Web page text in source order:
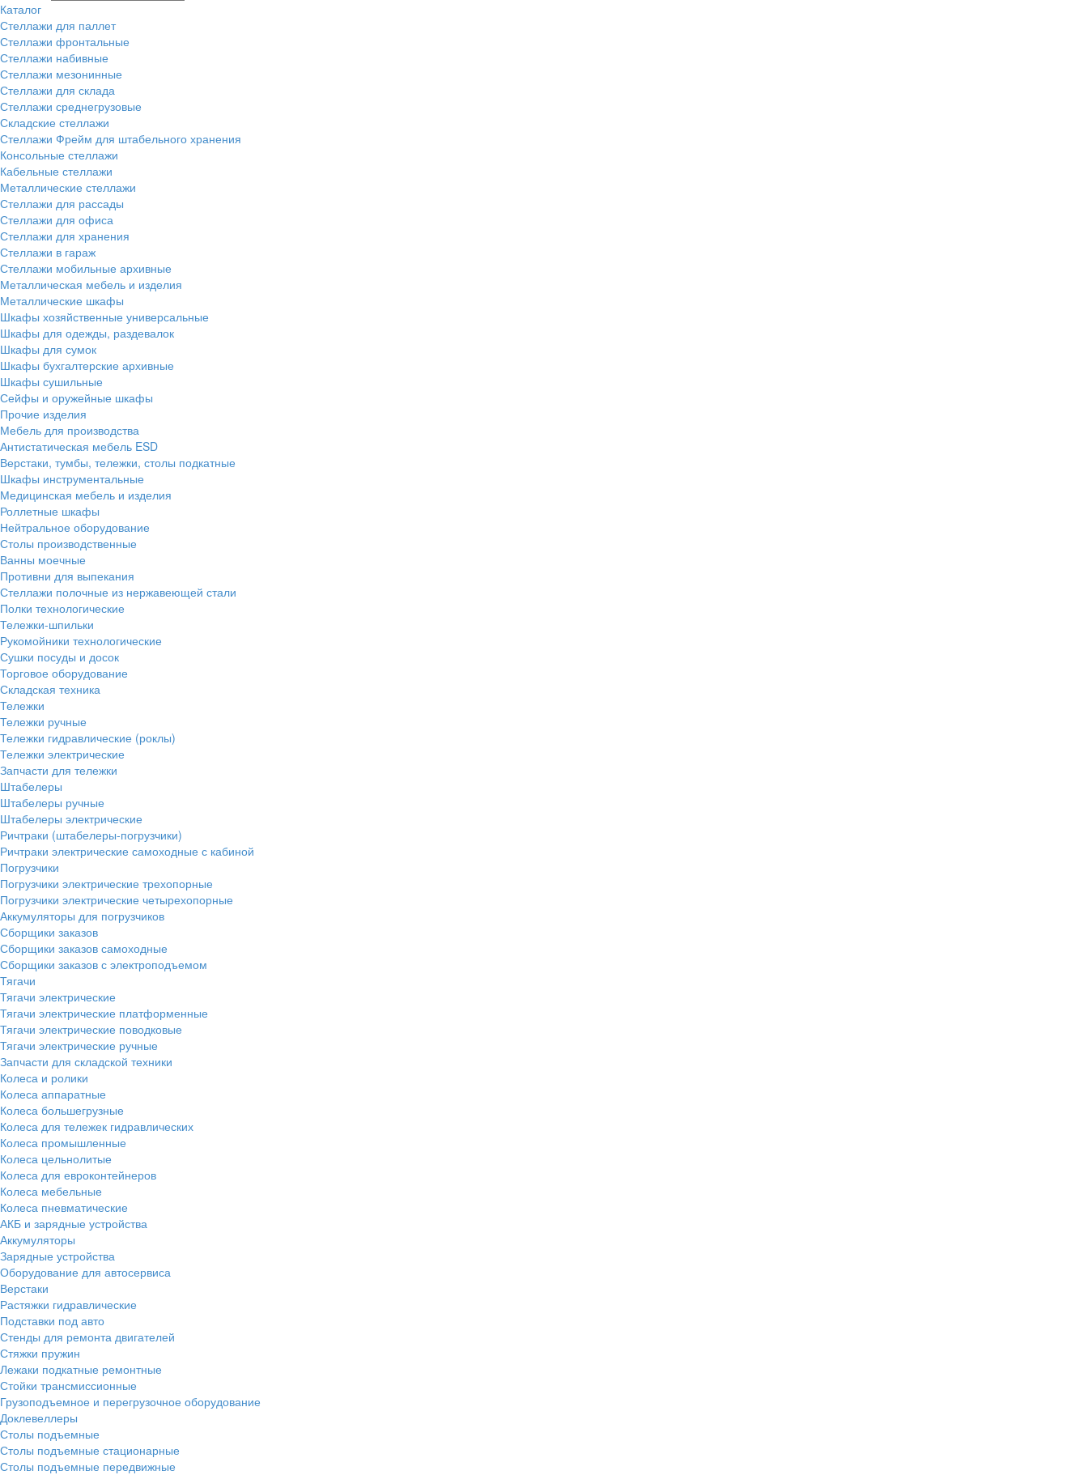
Каталог
Стеллажи для паллет
Стеллажи фронтальные
Стеллажи набивные
Стеллажи мезонинные
Стеллажи для склада
Стеллажи среднегрузовые
Складские стеллажи
Стеллажи Фрейм для штабельного хранения
Консольные стеллажи
Кабельные стеллажи
Металлические стеллажи
Стеллажи для рассады
Стеллажи для офиса
Стеллажи для хранения
Стеллажи в гараж
Стеллажи мобильные архивные
Металлическая мебель и изделия
Металлические шкафы
Шкафы хозяйственные универсальные
Шкафы для одежды, раздевалок
Шкафы для сумок
Шкафы бухгалтерские архивные
Шкафы сушильные
Сейфы и оружейные шкафы
Прочие изделия
Мебель для производства
Антистатическая мебель ESD
Верстаки, тумбы, тележки, столы подкатные
Шкафы инструментальные
Медицинская мебель и изделия
Роллетные шкафы
Нейтральное оборудование
Столы производственные
Ванны моечные
Противни для выпекания
Стеллажи полочные из нержавеющей стали
Полки технологические
Тележки-шпильки
Рукомойники технологические
Сушки посуды и досок
Торговое оборудование
Складская техника
Тележки
Тележки ручные
Тележки гидравлические (роклы)
Тележки электрические
Запчасти для тележки
Штабелеры
Штабелеры ручные
Штабелеры электрические
Ричтраки (штабелеры-погрузчики)
Ричтраки электрические самоходные с кабиной
Погрузчики
Погрузчики электрические трехопорные
Погрузчики электрические четырехопорные
Аккумуляторы для погрузчиков
Сборщики заказов
Сборщики заказов самоходные
Сборщики заказов с электроподъемом
Тягачи
Тягачи электрические
Тягачи электрические платформенные
Тягачи электрические поводковые
Тягачи электрические ручные
Запчасти для складской техники
Колеса и ролики
Колеса аппаратные
Колеса большегрузные
Колеса для тележек гидравлических
Колеса промышленные
Колеса цельнолитые
Колеса для евроконтейнеров
Колеса мебельные
Колеса пневматические
АКБ и зарядные устройства
Аккумуляторы
Зарядные устройства
Оборудование для автосервиса
Верстаки
Растяжки гидравлические
Подставки под авто
Стенды для ремонта двигателей
Стяжки пружин
Лежаки подкатные ремонтные
Стойки трансмиссионные
Грузоподъемное и перегрузочное оборудование
Доклевеллеры
Столы подъемные
Столы подъемные стационарные
Столы подъемные передвижные